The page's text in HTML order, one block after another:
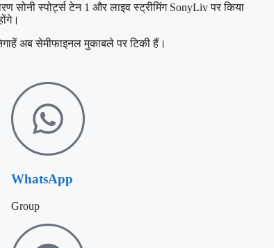
सोनी स्पोर्ट्स टेन 1 और लाइव स्ट्रीमिंग SonyLiv पर किया
अब सेमीफाइनल मुकाबले पर टिकी हैं।
WhatsApp
Group